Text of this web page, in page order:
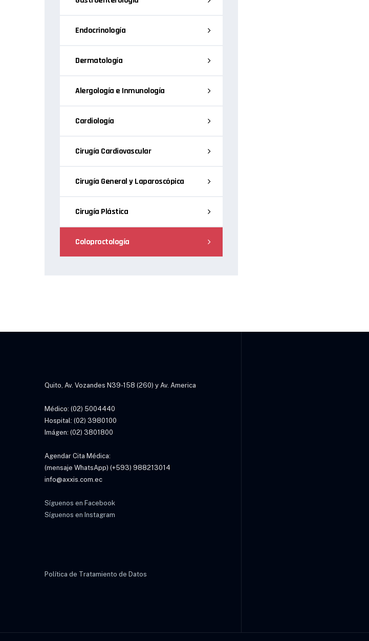
Endocrinología
Dermatología
Alergología e Inmunología
Cardiología
Cirugía Cardiovascular
Cirugía General y Laparoscópica
Cirugía Plástica
Coloproctología
Quito, Av. Vozandes N39-158 (260) y Av. America
Médico: (02) 5004440
Hospital: (02) 3980100
Imágen: (02) 3801800
Agendar Cita Médica:
(mensaje WhatsApp) (+593) 988213014
info@axxis.com.ec
Síguenos en Facebook
Síguenos en Instagram
Política de Tratamiento de Datos